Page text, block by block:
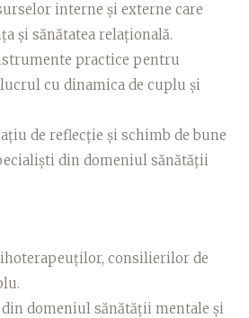
interne și externe care
și sănătatea relațională.
practice pentru
cu dinamica de cuplu și
de reflecție și schimb de bune
din domeniul sănătății
consilierilor de
domeniul sănătății mentale și